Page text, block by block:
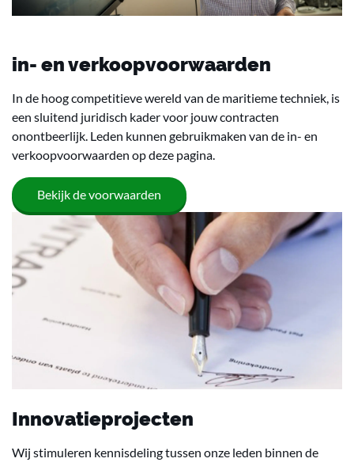
in- en verkoopvoorwaarden
In de hoog competitieve wereld van de maritieme techniek, is
een sluitend juridisch kader voor jouw contracten
onontbeerlijk. Leden kunnen gebruikmaken van de in- en
verkoopvoorwaarden op deze pagina.
Bekijk de voorwaarden
Innovatieprojecten
Wij stimuleren kennisdeling tussen onze leden binnen de